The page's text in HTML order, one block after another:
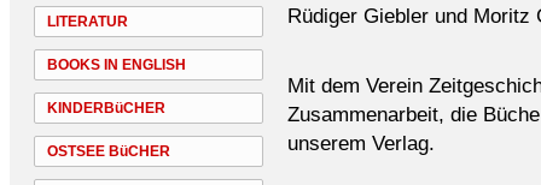
LITERATUR
BOOKS IN ENGLISH
KINDERBüCHER
OSTSEE BüCHER
Rüdiger Giebler und Moritz
Mit dem Verein
Zusammenarbeit, die
unserem Verlag.